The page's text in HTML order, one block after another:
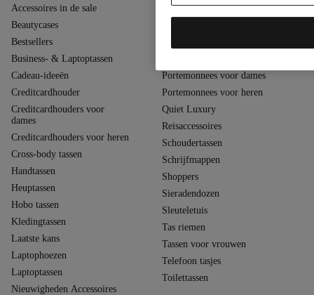
Accessoires in de sale
Beautycases
Bestsellers
Business- & Laptoptassen
Cadeau-ideeën
Creditcardhouder
Creditcardhouders voor
dames
Creditcardhouders voor heren
Cross-body tassen
Handtassen
Heuptassen
Hobo tassen
Kledingtassen
Laatste kans
Laptophoezen
Laptoptassen
Nieuwigheden Accessoires
Polstasjes
Portemonnees voor dames
Portemonnees voor heren
Quiet Luxury
Reisaccessoires
Schoudertassen
Schrijfmappen
Shoppers
Sieradendozen
Sleuteletuis
Tas riemen
Tassen voor vrouwen
Telefoon tasjes
Toilettassen